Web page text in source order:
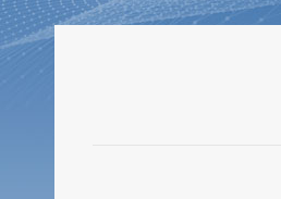
优化服务